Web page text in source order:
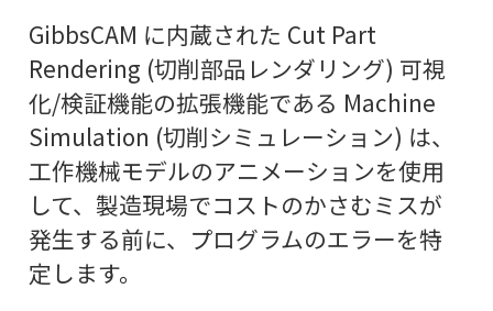
GibbsCAM に内蔵された Cut Part
Rendering (切削部品レンダリング) 可視
化/検証機能の拡張機能である Machine
Simulation (切削シミュレーション) は、
工作機械モデルのアニメーションを使用
して、製造現場でコストのかさむミスが
発生する前に、プログラムのエラーを特
定します。